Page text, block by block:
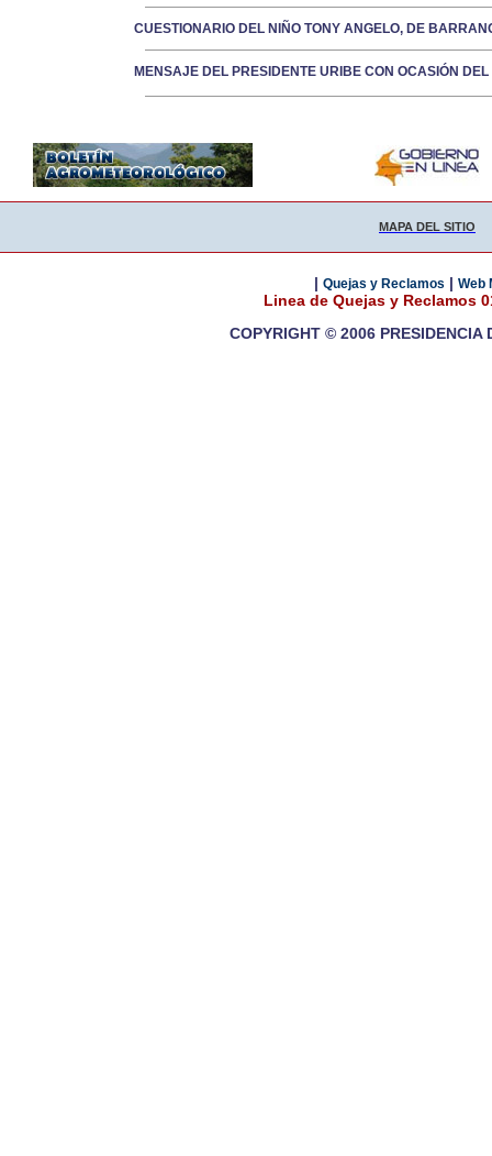
CUESTIONARIO DEL NIÑO TONY ANGELO, DE
MENSAJE DEL PRESIDENTE URIBE CON OCASIÓN
MAPA DEL SITIO
| Quejas y Reclamos | Web
Linea de Quejas y Reclamos
COPYRIGHT © 2006 PRESIDENCIA